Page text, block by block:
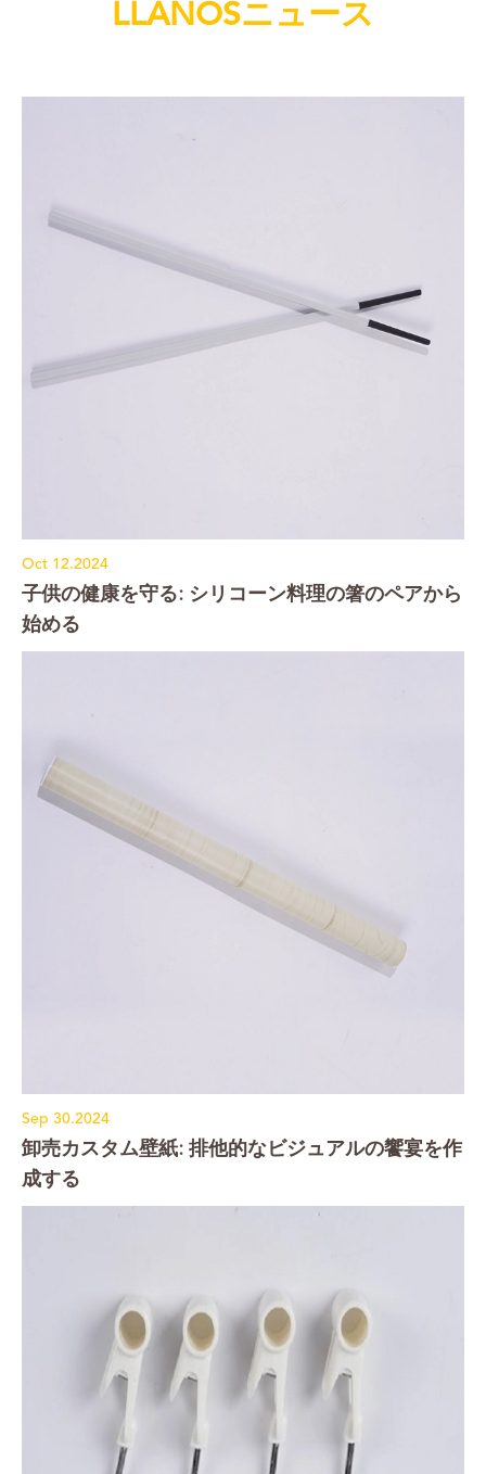
LLANOSニュース
Oct 12.2024
子供の健康を守る: シリコーン料理の箸のペアから
始める
Sep 30.2024
卸売カスタム壁紙: 排他的なビジュアルの饗宴を作
成する